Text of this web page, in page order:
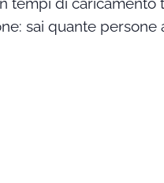
sai quante persone